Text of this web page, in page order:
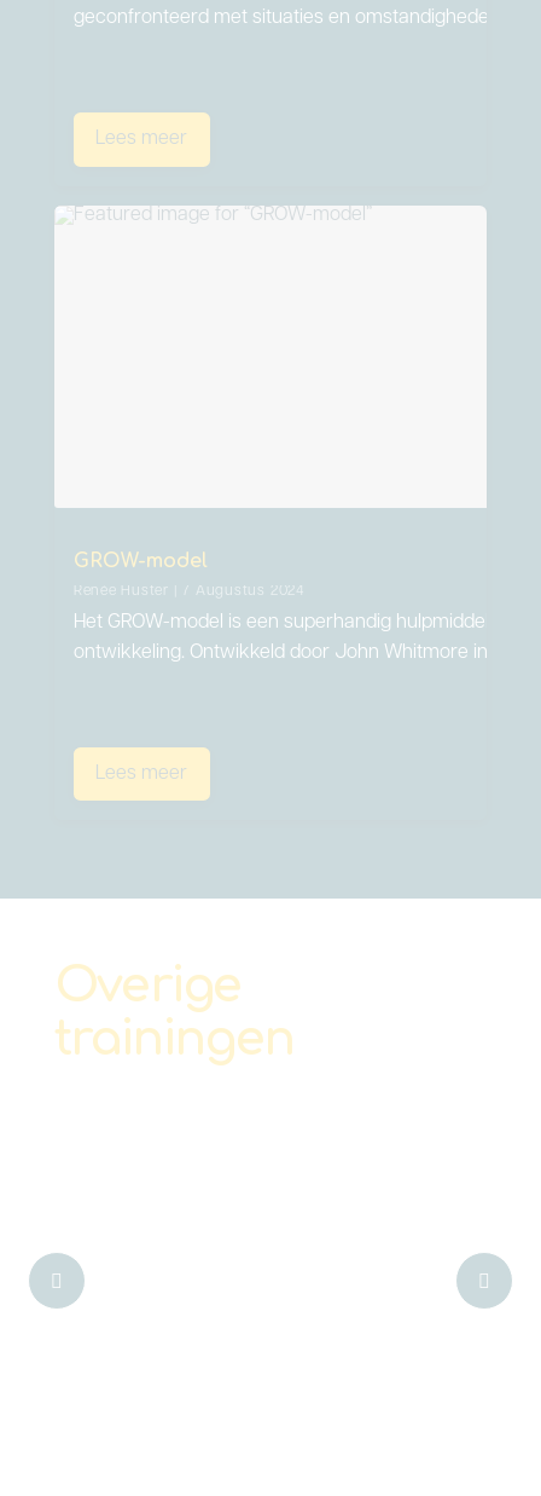
geconfronteerd met situaties en omstandigheden…
Lees meer
GROW-model
Renée Huster | 7 Augustus 2024
Het GROW-model is een superhandig hulpmiddel als
ontwikkeling. Ontwikkeld door John Whitmore in de…
Lees meer
Overige
trainingen